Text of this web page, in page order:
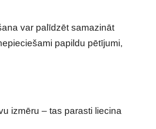
var palīdzēt samazināt
papildu pētījumi,
izmēru – tas parasti liecina